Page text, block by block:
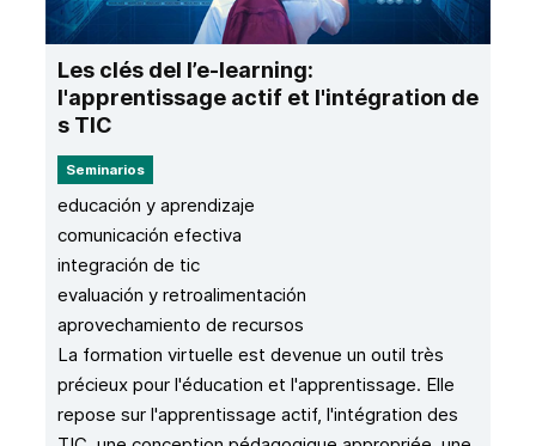
Les clés del l’e-learning:
l'apprentissage actif et l'intégration de
s TIC​
Seminarios
educación y aprendizaje
comunicación efectiva
integración de tic
evaluación y retroalimentación
aprovechamiento de recursos
La formation virtuelle est devenue un outil très
précieux pour l'éducation et l'apprentissage. Elle
repose sur l'apprentissage actif, l'intégration des